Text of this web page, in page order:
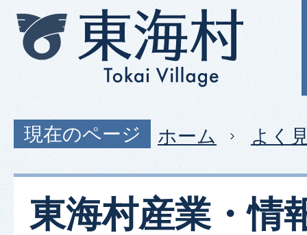
現在のページ ホーム よく
東海村産業・情